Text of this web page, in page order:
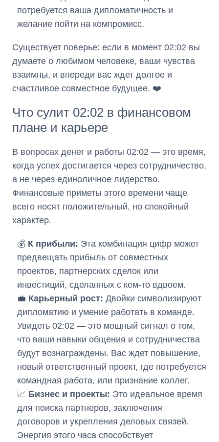
потребуется ваша дипломатичность и
желание пойти на компромисс.
Существует поверье: если в момент 02:02 вы
думаете о любимом человеке, ваши чувства
взаимны, и впереди вас ждет долгое и
счастливое совместное будущее. ❤️
Что сулит 02:02 в финансовом
плане и карьере
В вопросах денег и работы 02:02 — это время,
когда успех достигается через сотрудничество,
а не через единоличное лидерство.
Финансовые приметы этого времени чаще
всего носят положительный, но спокойный
характер.
💰 К прибыли: Эта комбинация цифр может
предвещать прибыль от совместных
проектов, партнерских сделок или
инвестиций, сделанных с кем-то вдвоем.
💼 Карьерный рост: Двойки символизируют
дипломатию и умение работать в команде.
Увидеть 02:02 — это мощный сигнал о том,
что ваши навыки общения и сотрудничества
будут вознаграждены. Вас ждет повышение,
новый ответственный проект, где потребуется
командная работа, или признание коллег.
📈 Бизнес и проекты: Это идеальное время
для поиска партнеров, заключения
договоров и укрепления деловых связей.
Энергия этого часа способствует